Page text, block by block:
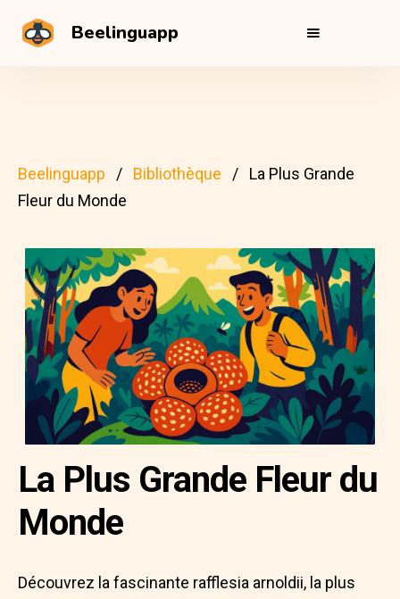
Beelinguapp
Beelinguapp Bibliothèque
La Plus Grande
Fleur du Monde
La Plus Grande Fleur du
Monde
Découvrez la fascinante rafflesia arnoldii, la plus